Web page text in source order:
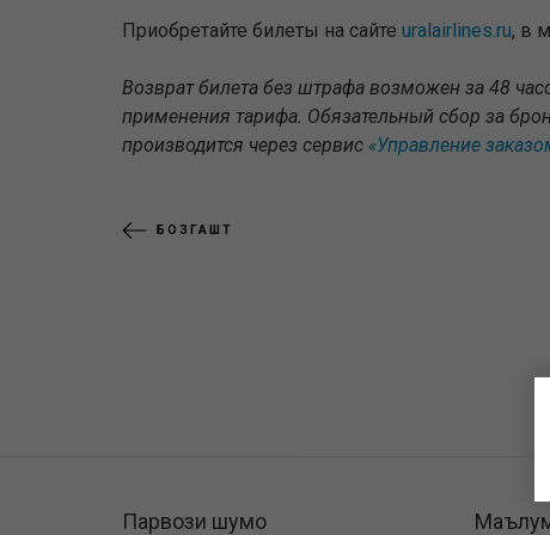
Приобретайте билеты на сайте uralairlines.ru, в
Возврат билета без штрафа возможен за 48
применения тарифа. Обязательный сбор за
производится через сервис «Управление
БОЗГАШТ
Парвози шумо